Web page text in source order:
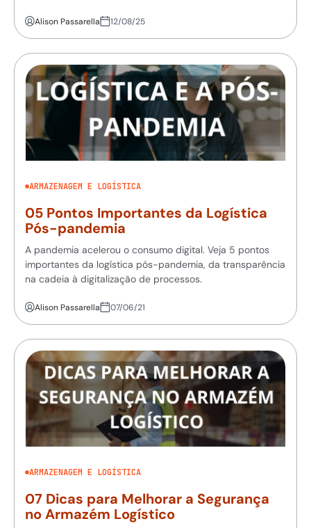
Alison Passarella 12/08/25
ARMAZENAGEM E LOGÍSTICA
05 Pontos Importantes da Logística
Pós-pandemia
A pandemia acelerou o consumo digital. Veja 5 pontos
importantes da logística pós-pandemia, da transparência
na cadeia à digitalização de processos.
Alison Passarella 07/06/21
ARMAZENAGEM E LOGÍSTICA
07 Dicas para Melhorar a Segurança
no Armazém Logístico